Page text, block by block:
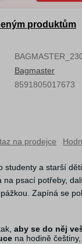
produktům
Bagmaster
8591805017673
na prodejce
studenty a starší
na psací potřeby,
Zapíná se
aby se do něj
na hodině